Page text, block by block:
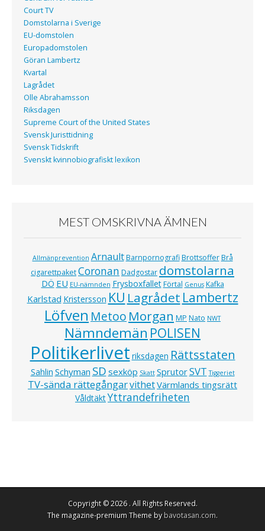
Court TV
Domstolarna i Sverige
EU-domstolen
Europadomstolen
Göran Lambertz
Kvartal
Lagrådet
Olle Abrahamsson
Riksdagen
Supreme Court of the United States
Svensk Juristtidning
Svensk Tidskrift
Svenskt kvinnobiografiskt lexikon
MEST OMSKRIVNA ÄMNEN
Allmänprevention Arnault Barnpornografi Brottsoffer Brå
cigarettpaketCoronan Dadgostar domstolarna
DÖ EU EU-nämnden Frysboxfallet Förtal Genus Kafka
Karlstad Kristersson KU Lagrådet Lambertz
Löfven Metoo Morgan MP Nato NWT
Nämndemän POLISEN
Politikerlivet riksdagen Rättsstaten
Sahlin Schyman SD sexköp Skatt SprutorSVT Tiggeriet
TV-sända rättegångarvithetVärmlands tingsrätt
VåldtäktYttrandefriheten
Copyright © 2026. All Rights Reserved.
The magazine-premium Theme bybavotasan.com.